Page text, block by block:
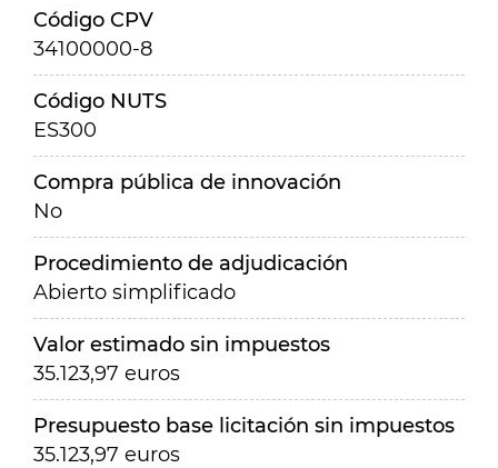
Código CPV
34100000-8
Código NUTS
ES300
Compra pública de innovación
No
Procedimiento de adjudicación
Abierto simplificado
Valor estimado sin impuestos
35.123,97 euros
Presupuesto base licitación sin impuestos
35.123,97 euros